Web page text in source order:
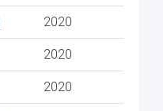
2020
2020
2020